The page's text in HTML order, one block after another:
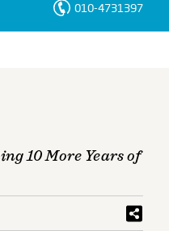
010-4731397
10 More Years of